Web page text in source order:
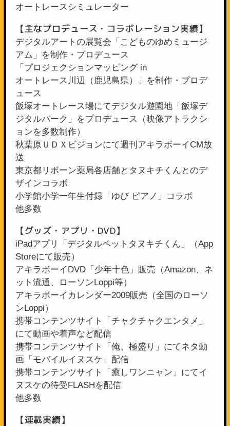
オートレースシミュレーター
【主なプロデュース・コラボレーション実績】
デジタルアートの展覧会「こどものゆめミュージ
アム」を制作・プロデュース
「プロジェクションマッピング in
オートレース川辺（鹿児島県）」を制作・プロデ
ュース
飯塚オートレース場にてデジタル遊園地「飯塚デ
ジタルパーク」をプロデュース（映像アトラクシ
ョンを多数制作）
秋葉原ＵＤＸビジョンにて週刊アキラボーイCM放
送
東京都リボーン薬局各店舗とタヌキチくんとのデ
ザインコラボ
小学館小学一年生付録「ゆび ピアノ」コラボ
他多数
【グッズ・アプリ・DVD】
iPadアプリ「デジタルペットタヌキチくん」（App
Storeにて販売）
アキラボーイDVD「少年十色」販売（Amazon、ネ
ット流通、ローソンLoppi等）
アキラボーイカレンダー2009販売（全国のローソ
ンLoppi）
携帯コンテンツサイト「チャクチャクエンタメ」
にて動画や着声など配信
携帯コンテンツサイト「俺、極盛り」にてネタ動
画「モバイルイヌスケ」配信
携帯コンテンツサイト「癒しワンニャン」にてイ
ヌスケの待受FLASHを配信
他多数
【連載実績】